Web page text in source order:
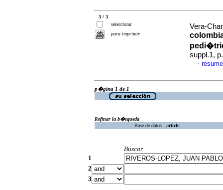
3 / 3
selecciona
para imprimir
Vera-
suppl.1,
·
p�gina 1 de 1
Refinar la b�squeda
Base de datos : article
Buscar
1
2
3